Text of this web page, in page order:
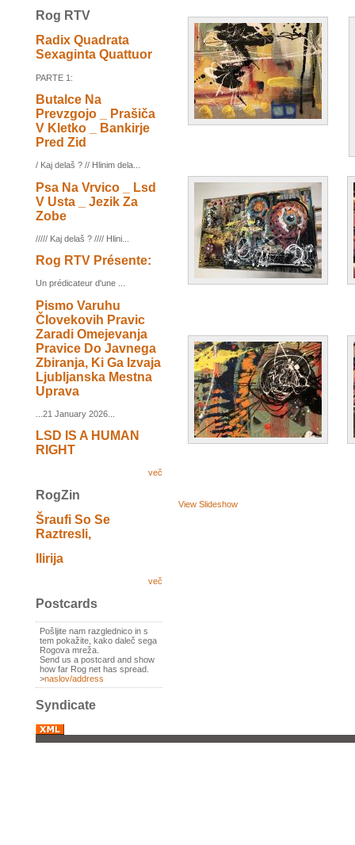
Rog RTV
Radix Quadrata
Sexaginta Quattuor
PARTE 1:
Butalce Na
Prevzgojo _ Prašiča
V Kletko _ Bankirje
Pred Zid
/ Kaj delaš ? // Hlinim dela...
Psa Na Vrvico _ Lsd
V Usta _ Jezik Za
Zobe
///// Kaj delaš ? //// Hlini...
Rog RTV Présente:
Un prédicateur d'une ...
Pismo Varuhu
Človekovih Pravic
Zaradi Omejevanja
Pravice Do Javnega
Zbiranja, Ki Ga Izvaja
Ljubljanska Mestna
Uprava
...21 January 2026...
LSD IS A HUMAN
RIGHT
več
RogZin
Šraufi So Se
Raztresli,
Ilirija
več
Postcards
Pošljite nam razglednico in s
tem pokažite, kako daleč sega
Rogova mreža.
Send us a postcard and show
how far Rog net has spread.
>naslov/address
Syndicate
View Slideshow